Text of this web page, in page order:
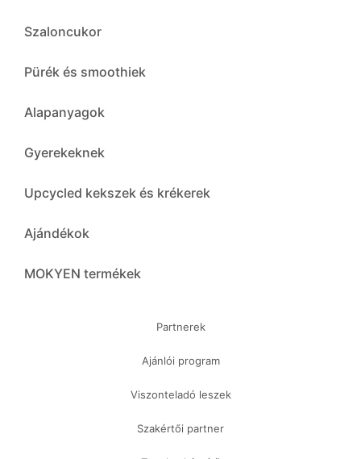
Szaloncukor
Pürék és smoothiek
Alapanyagok
Gyerekeknek
Upcycled kekszek és krékerek
Ajándékok
MOKYEN termékek
Partnerek
Ajánlói program
Viszonteladó leszek
Szakértői partner